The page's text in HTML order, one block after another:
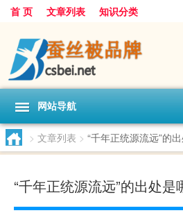
首 页 文章列表 知识分类
网站导航
> 文章列表 > “千年正统源流远”的
“千年正统源流远”的出处是